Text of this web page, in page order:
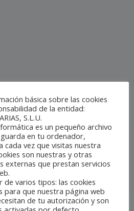
básica sobre las cookies
de la entidad:
S.L.U.
es un pequeño archivo
en tu ordenador,
cada vez que visitas nuestra
son nuestras y otras
externas que prestan servicios
de varios tipos: las cookies
para que nuestra página web
de tu autorización y son